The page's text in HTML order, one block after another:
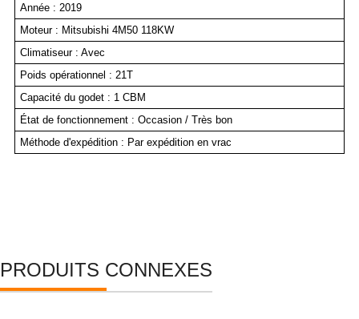
Année : 2019
Moteur : Mitsubishi 4M50 118KW
Climatiseur : Avec
Poids opérationnel : 21T
Capacité du godet : 1 CBM
État de fonctionnement : Occasion / Très bon
Méthode d'expédition : Par expédition en vrac
PRODUITS CONNEXES